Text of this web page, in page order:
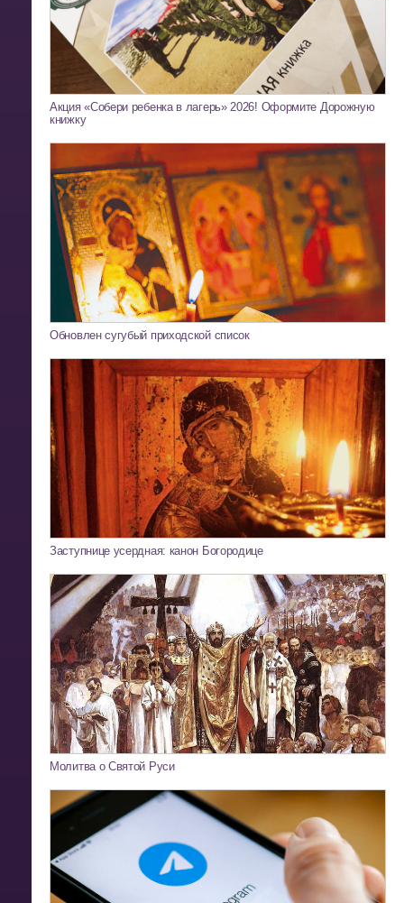
Акция «Собери ребенка в лагерь» 2026! Оформите Дорожную
книжку
Обновлен сугубый приходской список
Заступнице усердная: канон Богородице
Молитва о Святой Руси